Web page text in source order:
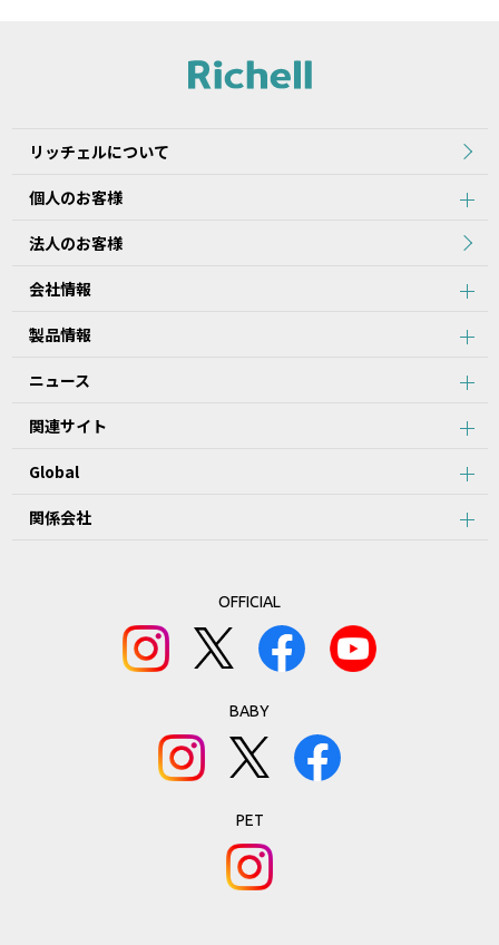
リッチェルについて
個人のお客様
法人のお客様
会社情報
製品情報
ニュース
関連サイト
Global
関係会社
OFFICIAL
BABY
PET